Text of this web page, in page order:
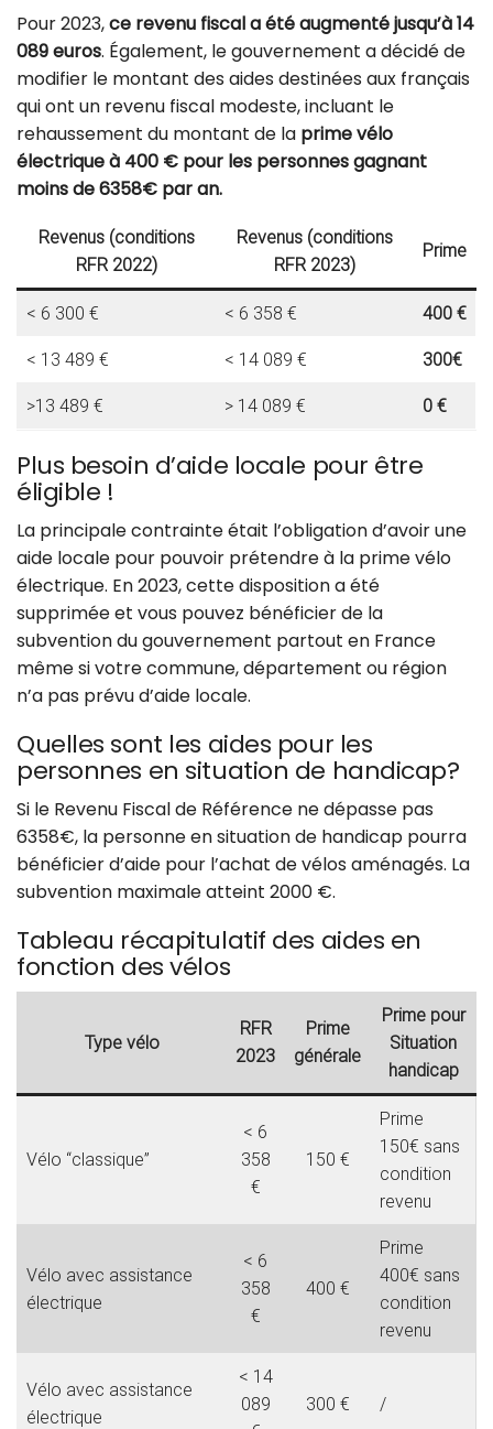
Pour 2023,ce revenu fiscal a été augmenté jusqu’à 14
089 euros. Également, le gouvernement a décidé de
modifier le montant des aides destinées aux français
qui ont un revenu fiscal modeste, incluant le
rehaussement du montant de la prime vélo
électrique à 400 € pour les personnes gagnant
moins de 6358€ par an.
Revenus (conditions
RFR 2022)
Revenus (conditions
RFR 2023)
Prime
< 6 300 € < 6 358 € 400 €
< 13 489 € < 14 089 € 300€
>13 489 € > 14 089 € 0 €
Plus besoin d’aide locale pour être
éligible !
La principale contrainte était l’obligation d’avoir une
aide locale pour pouvoir prétendre à la prime vélo
électrique. En 2023, cette disposition a été
supprimée et vous pouvez bénéficier de la
subvention du gouvernement partout en France
même si votre commune, département ou région
n’a pas prévu d’aide locale.
Quelles sont les aides pour les
personnes en situation de handicap?
Si le Revenu Fiscal de Référence ne dépasse pas
6358€, la personne en situation de handicap pourra
bénéficier d’aide pour l’achat de vélos aménagés. La
subvention maximale atteint 2000 €.
Tableau récapitulatif des aides en
fonction des vélos
Type vélo
RFR
2023
Prime
générale
Prime pour
Situation
handicap
Vélo “classique”
< 6
358
€
150 €
Prime
150€ sans
condition
revenu
Vélo avec assistance
électrique
< 6
358
€
400 €
Prime
400€ sans
condition
revenu
Vélo avec assistance
électrique
< 14
089
300 € /